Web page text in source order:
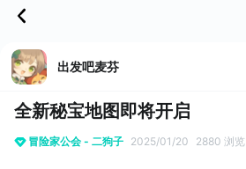
出发吧麦芬
全新秘宝地图即将开启
冒险家公会 - 二狗子 2025/01/20 2880 浏览